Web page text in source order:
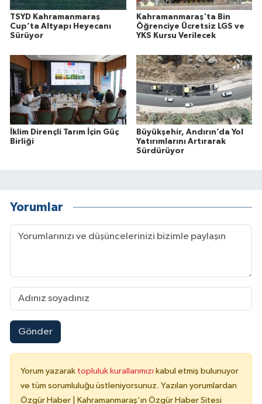
TSYD Kahramanmaraş
Cup’ta Altyapı Heyecanı
Sürüyor
Kahramanmaraş'ta Bin
Öğrenciye Ücretsiz LGS ve
YKS Kursu Verilecek
İklim Dirençli Tarım İçin Güç
Birliği
Büyükşehir, Andırın’da Yol
Yatırımlarını Artırarak
Sürdürüyor
Yorumlar
Gönder
Yorum yazarak topluluk kurallarımızı kabul etmiş bulunuyor
ve tüm sorumluluğu üstleniyorsunuz. Yazılan yorumlardan
Özgür Haber | Kahramanmaraş'ın Özgür Haber Sitesi